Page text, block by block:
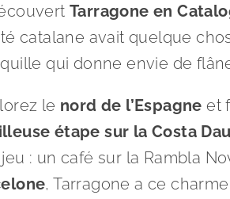
Tarragone en
catalane avait quelque
qui donne envie de
le nord de l’Espagne et
étape sur la Costa
: un café sur la Rambla
, Tarragone a ce